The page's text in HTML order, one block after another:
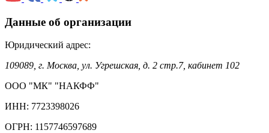
Данные об организации
Юридический адрес:
109089, г. Москва, ул. Угрешская, д. 2 стр.7, кабинет 102
ООО "МК" "НАКФФ"
ИНН: 7723398026
ОГРН: 1157746597689